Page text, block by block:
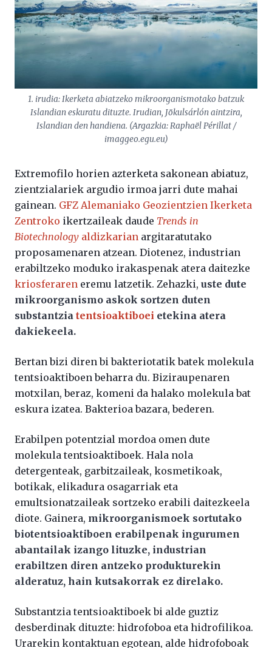
1. irudia: Ikerketa abiatzeko mikroorganismotako batzuk
Islandian eskuratu dituzte. Irudian, Jökulsárlón aintzira,
Islandian den handiena. (Argazkia: Raphaël Périllat /
imaggeo.egu.eu)
Extremofilo horien azterketa sakonean abiatuz,
zientzialariek argudio irmoa jarri dute mahai
gainean. GFZ Alemaniako Geozientzien Ikerketa
Zentroko ikertzaileak daude Trends in
Biotechnology aldizkarian argitaratutako
proposamenaren atzean. Diotenez, industrian
erabiltzeko moduko irakaspenak atera daitezke
kriosferaren eremu latzetik. Zehazki, uste dute
mikroorganismo askok sortzen duten
substantzia tentsioaktiboei etekina atera
dakiekeela.
Bertan bizi diren bi bakteriotatik batek molekula
tentsioaktiboen beharra du. Biziraupenaren
motxilan, beraz, komeni da halako molekula bat
eskura izatea. Bakterioa bazara, bederen.
Erabilpen potentzial mordoa omen dute
molekula tentsioaktiboek. Hala nola
detergenteak, garbitzaileak, kosmetikoak,
botikak, elikadura osagarriak eta
emultsionatzaileak sortzeko erabili daitezkeela
diote. Gainera, mikroorganismoek sortutako
biotentsioaktiboen erabilpenak ingurumen
abantailak izango lituzke, industrian
erabiltzen diren antzeko produkturekin
alderatuz, hain kutsakorrak ez direlako.
Substantzia tentsioaktiboek bi alde guztiz
desberdinak dituzte: hidrofoboa eta hidrofilikoa.
Urarekin kontaktuan egotean, alde hidrofoboak